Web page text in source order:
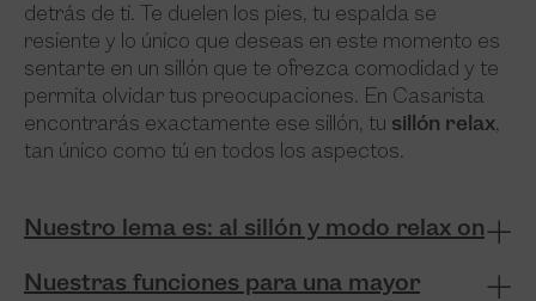
detrás de ti. Te duelen los pies, tu espalda se
resiente y lo único que deseas en este momento es
sentarte en un sillón que te ofrezca comodidad y te
permita olvidar tus preocupaciones. En Casarista
encontrarás exactamente ese sillón, tu sillón relax,
tan único como tú en todos los aspectos.
Nuestro lema es: al sillón y modo relax on
Nuestras funciones para una mayor